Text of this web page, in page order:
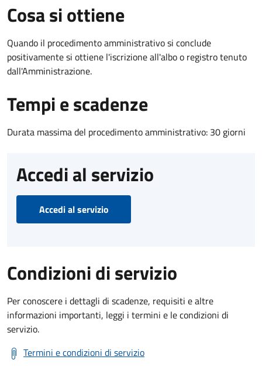
Cosa si ottiene
Quando il procedimento amministrativo si conclude
positivamente si ottiene l'iscrizione all'albo o registro tenuto
dall'Amministrazione.
Tempi e scadenze
Durata massima del procedimento amministrativo: 30 giorni
Accedi al servizio
Accedi al servizio
Condizioni di servizio
Per conoscere i dettagli di scadenze, requisiti e altre
informazioni importanti, leggi i termini e le condizioni di
servizio.
Termini e condizioni di servizio